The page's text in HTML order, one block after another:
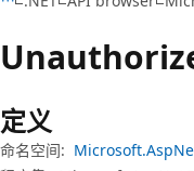
定义
命名空间: